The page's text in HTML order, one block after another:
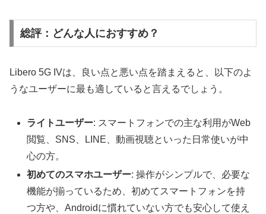
総評：どんな人におすすめ？
Libero 5G IVは、良い点と悪い点を踏まえると、以下のよ
うなユーザーに最も適していると言えるでしょう。
ライトユーザー: スマートフォンでの主な利用がWeb
閲覧、SNS、LINE、動画視聴といった日常使いが中
心の方。
初めてのスマホユーザー: 操作がシンプルで、必要な
機能が揃っているため、初めてスマートフォンを持
つ方や、Androidに慣れていない方でも安心して使え